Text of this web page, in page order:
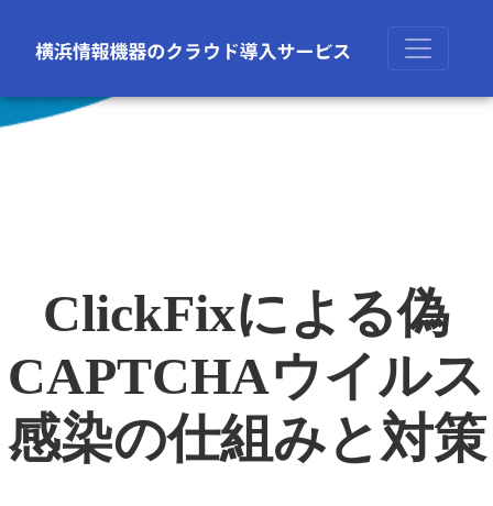
ClickFixによる偽
CAPTCHAウイルス
感染の仕組みと対策